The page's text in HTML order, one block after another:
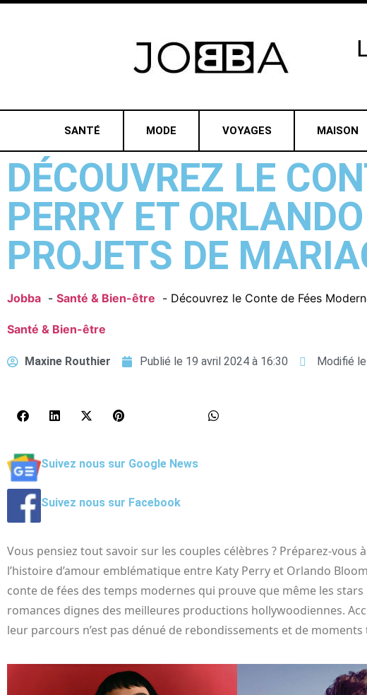
SANTÉ MODE VOYAGES MAISON
DÉCOUVREZ LE
PERRY ET
PROJETS DE
Jobba Santé & Bien-être Découvrez le Conte de Fées
Santé & Bien-être
Maxine Routhier Publié le 19 avril 2024 à 16:30 Modifié
Suivez nous sur Google News
Suivez nous sur Facebook
Vous pensiez tout savoir sur les couples célèbres ? Préparez-vous
l’histoire d’amour emblématique entre Katy Perry et Orlando
conte de fées des temps modernes qui prouve que même les
romances dignes des meilleures productions hollywoodiennes.
leur parcours n’est pas dénué de rebondissements et de moments